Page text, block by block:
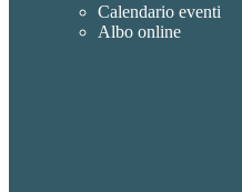
Calendario eventi
Albo online